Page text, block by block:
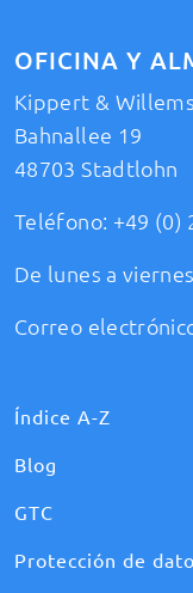
OFICINA Y
Kippert &
Bahnallee 19
48703 Stadtlohn
Teléfono: +49 (0)
De lunes a
Correo
Índice A-Z
Blog
GTC
Protección de